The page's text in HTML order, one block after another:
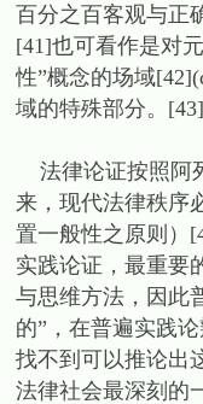
百分之百客观与正
[41]也可看作是对
性”概念的场域
域的特殊部分。[43]
法律论证按照阿
来，现代法律秩序
置一般性之原则）
实践论证，最重要
与思维方法，因此
的”，在普遍实践
找不到可以推论出
法律社会最深刻的